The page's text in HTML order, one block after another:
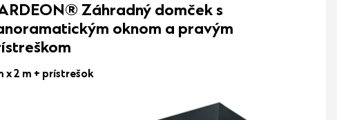
Záhradný domček s
oknom a pravým
x 2 m + prístrešok